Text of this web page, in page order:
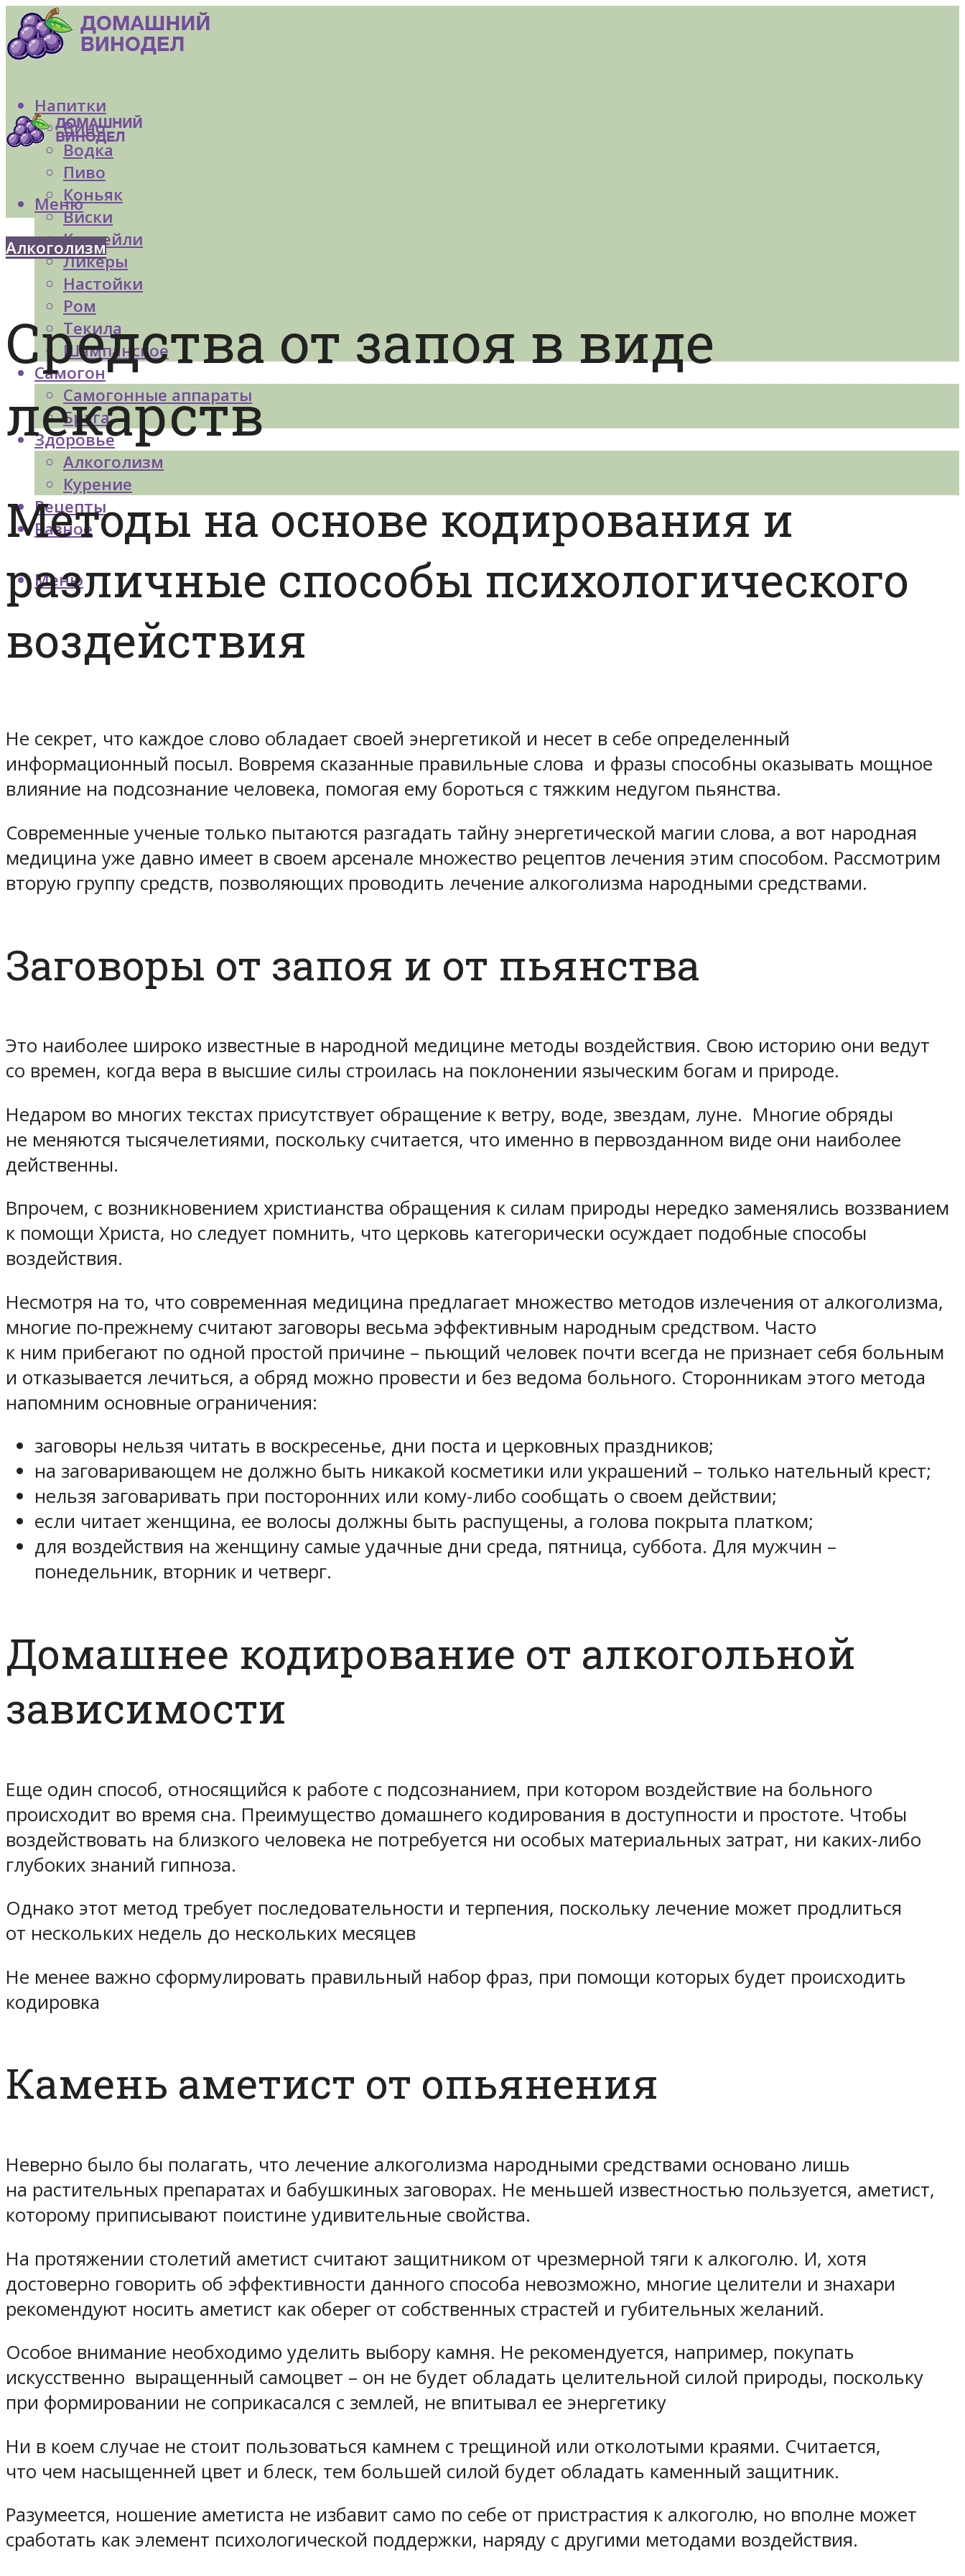
Напитки
Вино
Водка
Пиво
Коньяк
Виски
Коктейли
Ликеры
Настойки
Ром
Текила
Шампанское
Самогон
Самогонные аппараты
Брага
Здоровье
Алкоголизм
Курение
Рецепты
Разное
Меню
Меню
Алкоголизм
Средства от запоя в виде
лекарств
Методы на основе кодирования и
различные способы психологического
воздействия
Не секрет, что каждое слово обладает своей энергетикой и несет в себе определенный
информационный посыл. Вовремя сказанные правильные слова и фразы способны оказывать мощное
влияние на подсознание человека, помогая ему бороться с тяжким недугом пьянства.
Современные ученые только пытаются разгадать тайну энергетической магии слова, а вот народная
медицина уже давно имеет в своем арсенале множество рецептов лечения этим способом. Рассмотрим
вторую группу средств, позволяющих проводить лечение алкоголизма народными средствами.
Заговоры от запоя и от пьянства
Это наиболее широко известные в народной медицине методы воздействия. Свою историю они ведут
со времен, когда вера в высшие силы строилась на поклонении языческим богам и природе.
Недаром во многих текстах присутствует обращение к ветру, воде, звездам, луне. Многие обряды
не меняются тысячелетиями, поскольку считается, что именно в первозданном виде они наиболее
действенны.
Впрочем, с возникновением христианства обращения к силам природы нередко заменялись воззванием
к помощи Христа, но следует помнить, что церковь категорически осуждает подобные способы
воздействия.
Несмотря на то, что современная медицина предлагает множество методов излечения от алкоголизма,
многие по-прежнему считают заговоры весьма эффективным народным средством. Часто
к ним прибегают по одной простой причине – пьющий человек почти всегда не признает себя больным
и отказывается лечиться, а обряд можно провести и без ведома больного. Сторонникам этого метода
напомним основные ограничения:
заговоры нельзя читать в воскресенье, дни поста и церковных праздников;
на заговаривающем не должно быть никакой косметики или украшений – только нательный крест;
нельзя заговаривать при посторонних или кому-либо сообщать о своем действии;
если читает женщина, ее волосы должны быть распущены, а голова покрыта платком;
для воздействия на женщину самые удачные дни среда, пятница, суббота. Для мужчин –
понедельник, вторник и четверг.
Домашнее кодирование от алкогольной
зависимости
Еще один способ, относящийся к работе с подсознанием, при котором воздействие на больного
происходит во время сна. Преимущество домашнего кодирования в доступности и простоте. Чтобы
воздействовать на близкого человека не потребуется ни особых материальных затрат, ни каких-либо
глубоких знаний гипноза.
Однако этот метод требует последовательности и терпения, поскольку лечение может продлиться
от нескольких недель до нескольких месяцев
Не менее важно сформулировать правильный набор фраз, при помощи которых будет происходить
кодировка
Камень аметист от опьянения
Неверно было бы полагать, что лечение алкоголизма народными средствами основано лишь
на растительных препаратах и бабушкиных заговорах. Не меньшей известностью пользуется, аметист,
которому приписывают поистине удивительные свойства.
На протяжении столетий аметист считают защитником от чрезмерной тяги к алкоголю. И, хотя
достоверно говорить об эффективности данного способа невозможно, многие целители и знахари
рекомендуют носить аметист как оберег от собственных страстей и губительных желаний.
Особое внимание необходимо уделить выбору камня. Не рекомендуется, например, покупать
искусственно выращенный самоцвет – он не будет обладать целительной силой природы, поскольку
при формировании не соприкасался с землей, не впитывал ее энергетику
Ни в коем случае не стоит пользоваться камнем с трещиной или отколотыми краями. Считается,
что чем насыщенней цвет и блеск, тем большей силой будет обладать каменный защитник.
Разумеется, ношение аметиста не избавит само по себе от пристрастия к алкоголю, но вполне может
сработать как элемент психологической поддержки, наряду с другими методами воздействия.